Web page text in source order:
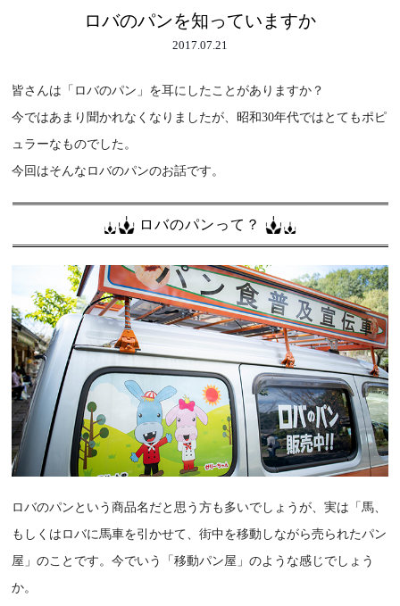
ロバのパンを知っていますか
2017.07.21
皆さんは「ロバのパン」を耳にしたことがありますか？
今ではあまり聞かれなくなりましたが、昭和30年代ではとてもポピ
ュラーなものでした。
今回はそんなロバのパンのお話です。
ロバのパンって？
ロバのパンという商品名だと思う方も多いでしょうが、実は「馬、
もしくはロバに馬車を引かせて、街中を移動しながら売られたパン
屋」のことです。今でいう「移動パン屋」のような感じでしょう
か。